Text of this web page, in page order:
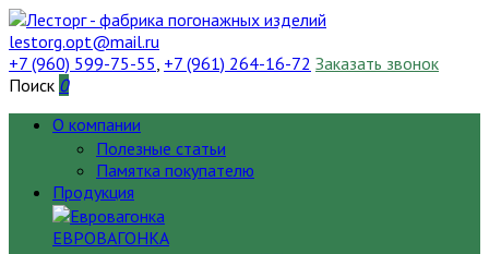
lestorg.opt@mail.ru
+7 (960) 599-75-55, +7 (961) 264-16-72 Заказать звонок
Поиск 0
О компании
Полезные статьи
Памятка покупателю
Продукция
ЕВРОВАГОНКА